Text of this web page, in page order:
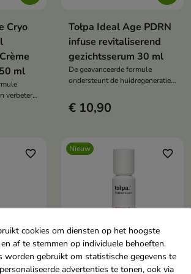
Cryo
ml
verbetert
van
Tołpa Ideal Age PDRN
infuse revitaliserend
gezichtsserum 30 ml
De geavanceerde formule
ondersteunt de huidregeneratie,
een gezonde, stralende teint te
herstellen.
€ 10,90

favorite_border Nieuw

favorite_border
cookies om diensten op het hoogste
af te stemmen op individuele behoeften.
worden gebruikt om statistische gegevens te
advertenties te tonen, ook via